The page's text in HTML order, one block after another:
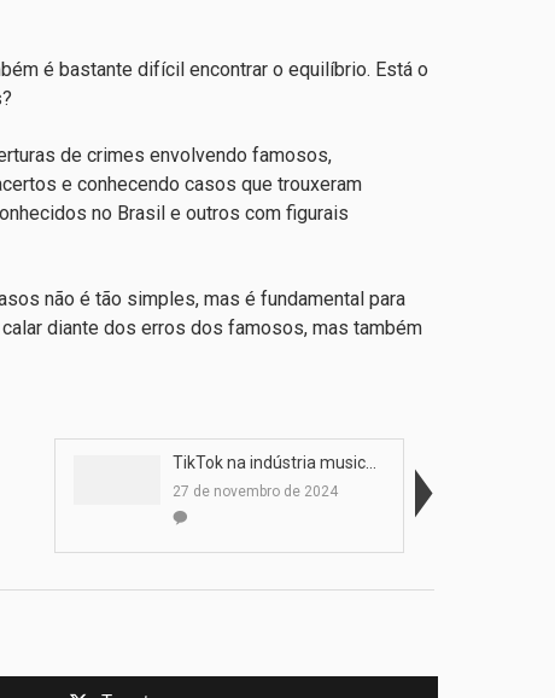
é bastante difícil encontrar o equilíbrio. Está o
de crimes envolvendo famosos,
e conhecendo casos que trouxeram
no Brasil e outros com figurais
não é tão simples, mas é fundamental para
diante dos erros dos famosos, mas também
27 de novembro de 2024